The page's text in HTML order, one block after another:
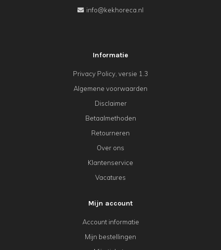
info@kekhoreca.nl
Informatie
Privacy Policy, versie 1.3
Algemene voorwaarden
Disclaimer
Betaalmethoden
Retourneren
Over ons
Klantenservice
Vacatures
Mijn account
Account informatie
Mijn bestellingen